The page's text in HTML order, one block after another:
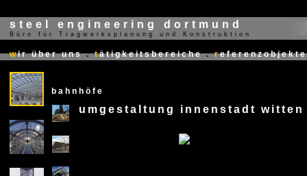
steel engineering dortmund
Büro für Tragwerksplanung und Konstruktion
wir über uns . tätigkeitsbereiche . referenzobjekte
bahnhöfe
X
umgestaltung innenstadt witten